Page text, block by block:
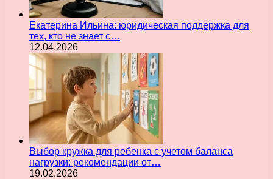
Екатерина Ильина: юридическая поддержка для
тех, кто не знает с…
12.04.2026
Выбор кружка для ребенка с учетом баланса
нагрузки: рекомендации от…
19.02.2026